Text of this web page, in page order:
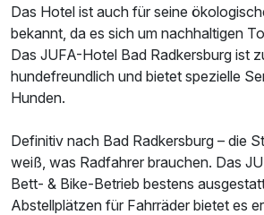
Ausstattung
Das Hotel ist auch für seine
bekannt, da es sich um nachhaltigen
Das JUFA-Hotel Bad Radkersburg ist
hundefreundlich und bietet spezielle
Hunden.
Definitiv nach Bad Radkersburg – die
weiß, was Radfahrer brauchen. Das
Bett- & Bike-Betrieb bestens
Abstellplätzen für Fahrräder bietet es